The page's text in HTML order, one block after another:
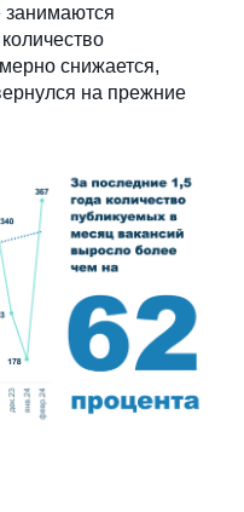
занимаются
снижается,
на прежние